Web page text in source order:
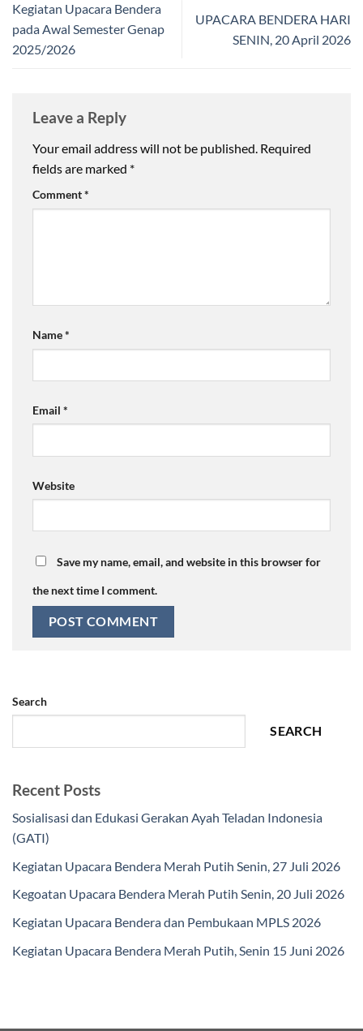
Kegiatan Upacara Bendera
pada Awal Semester Genap
2025/2026
UPACARA BENDERA HARI
SENIN, 20 April 2026
Leave a Reply
Your email address will not be published. Required
fields are marked *
Comment*
Name*
Email *
Website
Save my name, email, and website in this browser for
the next time I comment.
Search
SEARCH
Recent Posts
Sosialisasi dan Edukasi Gerakan Ayah Teladan Indonesia
(GATI)
Kegiatan Upacara Bendera Merah Putih Senin, 27 Juli 2026
Kegoatan Upacara Bendera Merah Putih Senin, 20 Juli 2026
Kegiatan Upacara Bendera dan Pembukaan MPLS 2026
Kegiatan Upacara Bendera Merah Putih, Senin 15 Juni 2026